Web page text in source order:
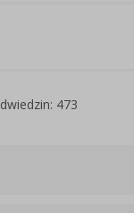
473